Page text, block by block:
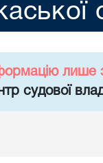
лише
судової